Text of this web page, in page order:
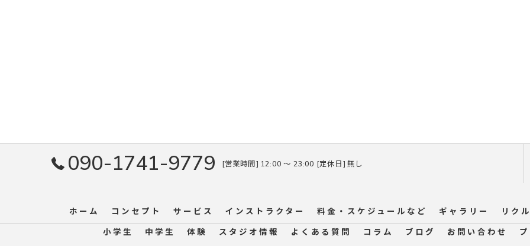
090-1741-9779 [営業時間] 12:00 〜 23:00 [定休日] 無し
ホーム コンセプト サービス インストラクター 料金・スケジュールなど ギャラリー リク
小学生 中学生 体験 スタジオ情報 よくある質問 コラム ブログ お問い合わせ